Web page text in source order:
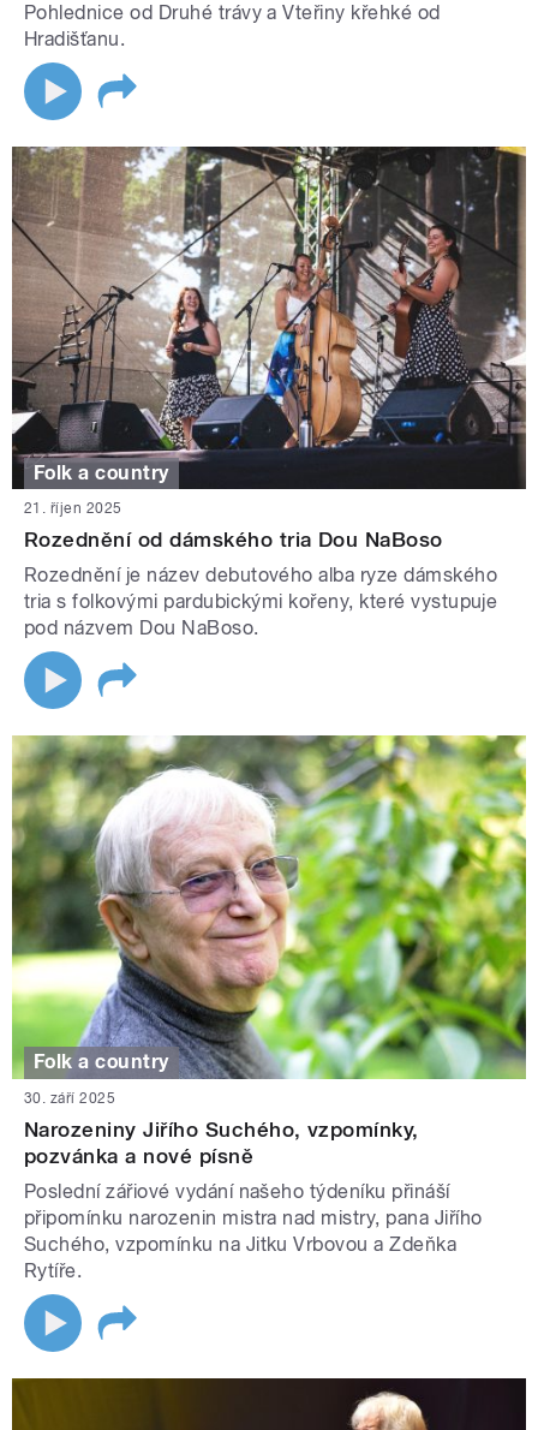
Pohlednice od Druhé trávy a Vteřiny křehké od
Hradišťanu.
Folk a country
21. říjen 2025
Rozednění od dámského tria Dou NaBoso
Rozednění je název debutového alba ryze dámského
tria s folkovými pardubickými kořeny, které vystupuje
pod názvem Dou NaBoso.
Folk a country
30. září 2025
Narozeniny Jiřího Suchého, vzpomínky,
pozvánka a nové písně
Poslední zářiové vydání našeho týdeníku přináší
připomínku narozenin mistra nad mistry, pana Jiřího
Suchého, vzpomínku na Jitku Vrbovou a Zdeňka
Rytíře.